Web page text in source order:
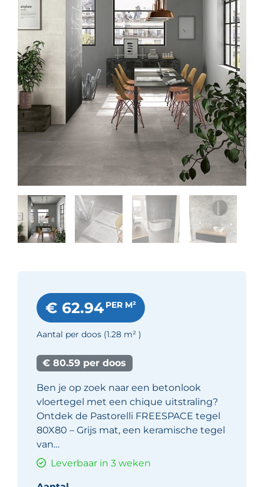
€ 62.94 PER M²
Aantal per doos (1.28 m² )
€ 80.59 per doos
Ben je op zoek naar een betonlook
vloertegel met een chique uitstraling?
Ontdek de Pastorelli FREESPACE tegel
80X80 – Grijs mat, een keramische tegel
van…
Leverbaar in 3 weken